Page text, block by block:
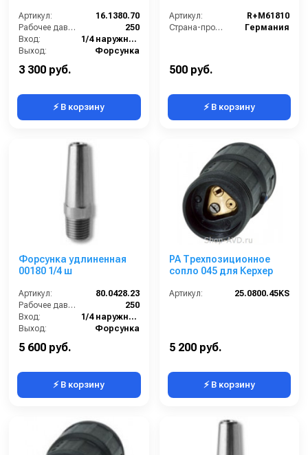
Артикул:
16.1380.70
Рабочее давление (бар):
250
Вход:
1/4 наружняя резьба
Выход:
Форсунка
3 300 руб.
⚡ В корзину
Артикул:
R+M61810
Страна-производитель:
Германия
500 руб.
⚡ В корзину
Форсунка удлиненная
00180 1/4 ш
Артикул:
80.0428.23
Рабочее давление (бар):
250
Вход:
1/4 наружняя резьба
Выход:
Форсунка
5 600 руб.
⚡ В корзину
PA Трехпозиционное
сопло 045 для Керхер
Артикул: 25.0800.45KS
5 200 руб.
⚡ В корзину